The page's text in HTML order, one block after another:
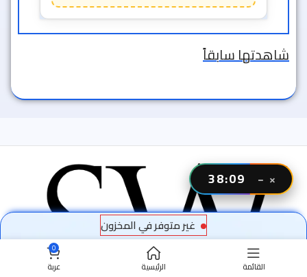
شاهدتها سابقاً
غير متوفر في المخزون
القائمة الرئيسية
0
عربة
×
−
38:06